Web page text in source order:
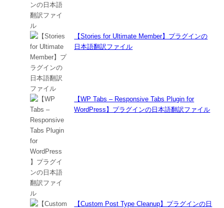
【Stories for Ultimate Member】プラグインの
日本語翻訳ファイル
【WP Tabs – Responsive Tabs Plugin for
WordPress】プラグインの日本語翻訳ファイル
【Custom Post Type Cleanup】プラグインの日